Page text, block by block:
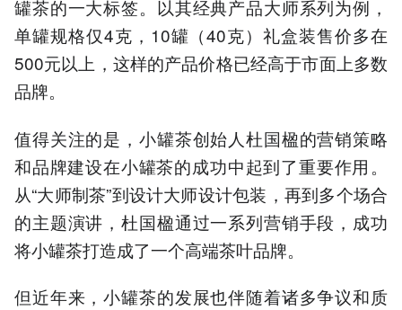
罐茶的一大标签。以其经典产品大师系列为例，
单罐规格仅4克，10罐（40克）礼盒装售价多在
500元以上，这样的产品价格已经高于市面上多数
品牌。
值得关注的是，小罐茶创始人杜国楹的营销策略
和品牌建设在小罐茶的成功中起到了重要作用‌。
从“大师制茶”到设计大师设计包装，再到多个场合
的主题演讲，杜国楹通过一系列营销手段，成功
将小罐茶打造成了一个高端茶叶品牌。
但近年来，小罐茶的发展也伴随着诸多争议和质